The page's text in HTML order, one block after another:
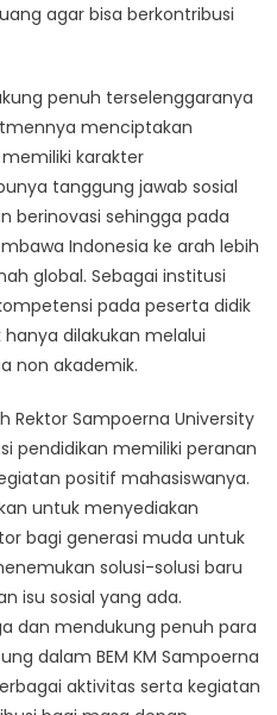
agar bisa berkontribusi
penuh terselenggaranya
menciptakan
karakter
tanggung jawab sosial
berinovasi sehingga pada
Indonesia ke arah lebih
global. Sebagai institusi
pada peserta didik
dilakukan melalui
non akademik.
Rektor Sampoerna University
pendidikan memiliki peranan
positif mahasiswanya.
untuk menyediakan
bagi generasi muda untuk
solusi-solusi baru
isu sosial yang ada.
dan mendukung penuh para
dalam BEM KM Sampoerna
aktivitas serta kegiatan